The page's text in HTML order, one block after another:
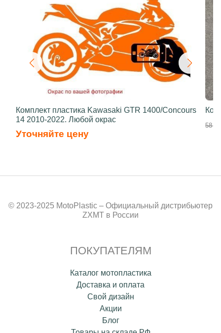
Комплект пластика Kawasaki GTR 1400/Concours
14 2010-2022. Любой окрас
Уточняйте цену
58
© 2023-2025 MotoPlastic – Официальный дистрибьютер
ZXMT в России
ПОКУПАТЕЛЯМ
Каталог мотопластика
Доставка и оплата
Свой дизайн
Акции
Блог